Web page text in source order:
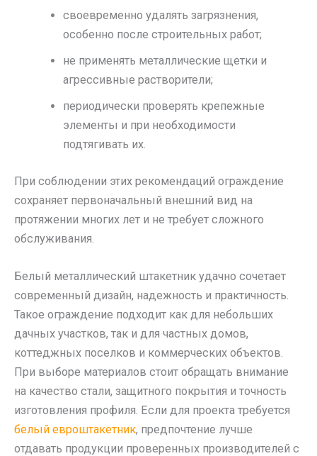
своевременно удалять загрязнения,
особенно после строительных работ;
не применять металлические щетки и
агрессивные растворители;
периодически проверять крепежные
элементы и при необходимости
подтягивать их.
При соблюдении этих рекомендаций ограждение
сохраняет первоначальный внешний вид на
протяжении многих лет и не требует сложного
обслуживания.
Белый металлический штакетник удачно сочетает
современный дизайн, надежность и практичность.
Такое ограждение подходит как для небольших
дачных участков, так и для частных домов,
коттеджных поселков и коммерческих объектов.
При выборе материалов стоит обращать внимание
на качество стали, защитного покрытия и точность
изготовления профиля. Если для проекта требуется
белый евроштакетник, предпочтение лучше
отдавать продукции проверенных производителей с